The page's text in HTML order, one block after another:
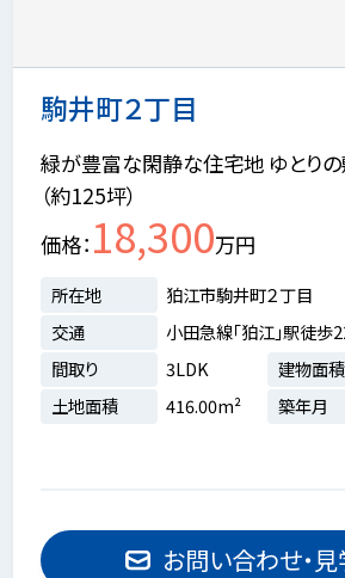
駒井町２丁目
緑が豊富な閑静な住宅地 ゆとり
（約125坪）
価格 18,300万円
所在地
狛江市駒井町２丁目
交通
小田急線「狛江」駅徒歩
間取り
3LDK 建物面積
土地面積
416.00m² 築年月
お問い合わせ・